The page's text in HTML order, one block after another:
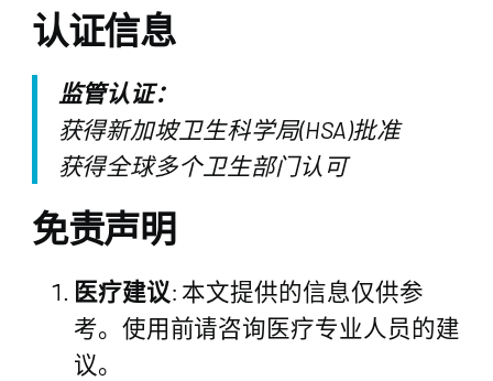
认证信息
监管认证：
获得新加坡卫生科学局(HSA)批准
获得全球多个卫生部门认可
免责声明
医疗建议: 本文提供的信息仅供参
考。使用前请咨询医疗专业人员的建
议。